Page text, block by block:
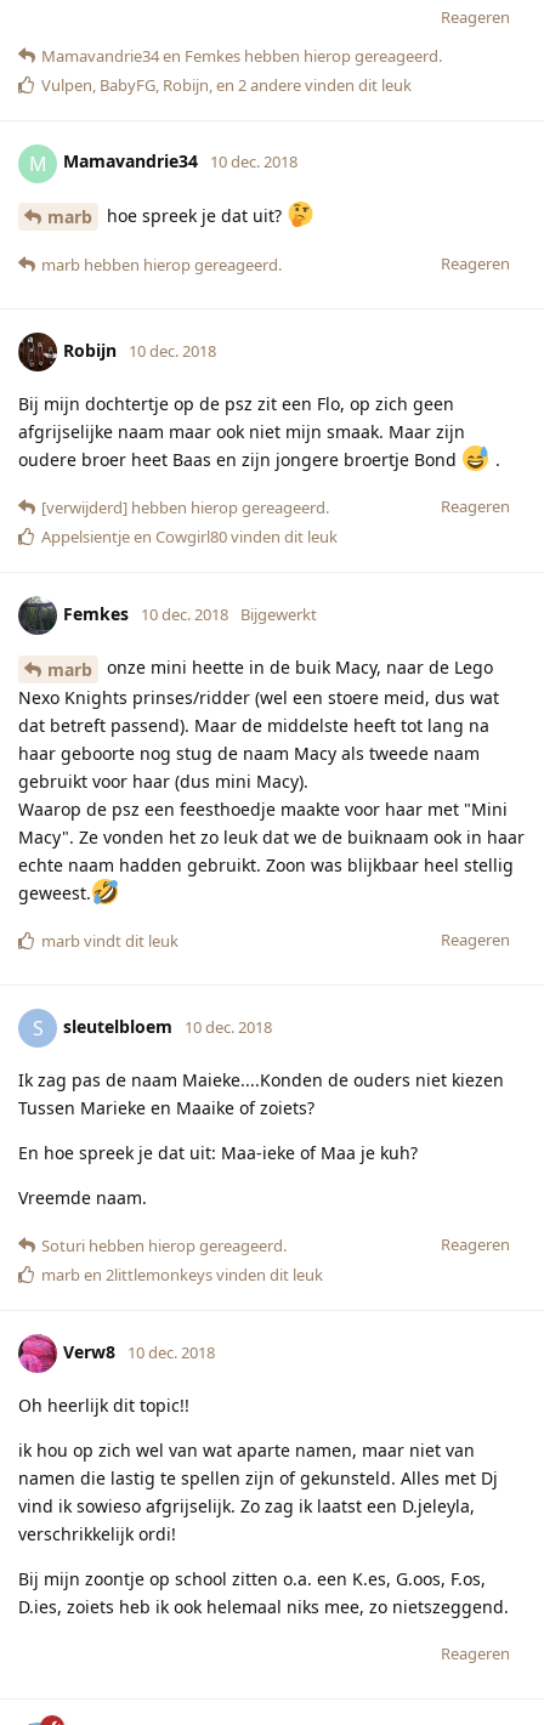
Reageren
Mamavandrie34en Femkes hebben hierop gereageerd.
Vulpen BabyFG Robijn , en 2anderevinden dit leuk
M Mamavandrie34 10 dec. 2018
marb hoe spreek je dat uit?
Reageren
marb hebben hierop gereageerd.
Robijn 10 dec. 2018
Bij mijn dochtertje op de psz zit een Flo, op zich geen
afgrijselijke naam maar ook niet mijn smaak. Maar zijn
oudere broer heet Baas en zijn jongere broertje Bond
.
Reageren
[verwijderd] hebben hierop gereageerd.
Appelsientjeen Cowgirl80vinden dit leuk
Femkes 10 dec. 2018 Bijgewerkt
marb
onze mini heette in de buik Macy, naar de Lego
Nexo Knights prinses/ridder (wel een stoere meid, dus wat
dat betreft passend). Maar de middelste heeft tot lang na
haar geboorte nog stug de naam Macy als tweede naam
gebruikt voor haar (dus mini Macy).
Waarop de psz een feesthoedje maakte voor haar met "Mini
Macy". Ze vonden het zo leuk dat we de buiknaam ook in haar
echte naam hadden gebruikt. Zoon was blijkbaar heel stellig
geweest.
Reageren
marbvindt dit leuk
S sleutelbloem 10 dec. 2018
Ik zag pas de naam Maieke....Konden de ouders niet kiezen
Tussen Marieke en Maaike of zoiets?
En hoe spreek je dat uit: Maa-ieke of Maa je kuh?
Vreemde naam.
Reageren
Soturi hebben hierop gereageerd.
marben 2littlemonkeysvinden dit leuk
Verw8 10 dec. 2018
Oh heerlijk dit topic!!
ik hou op zich wel van wat aparte namen, maar niet van
namen die lastig te spellen zijn of gekunsteld. Alles met Dj
vind ik sowieso afgrijselijk. Zo zag ik laatst een D.jeleyla,
verschrikkelijk ordi!
Bij mijn zoontje op school zitten o.a. een K.es, G.oos, F.os,
D.ies, zoiets heb ik ook helemaal niks mee, zo nietszeggend.
Reageren